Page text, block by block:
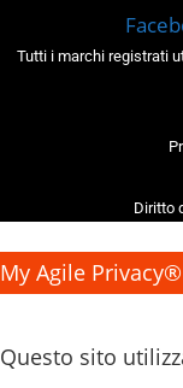
Tutti i marchi registrati
Diritto
My Agile Privacy®
Questo sito